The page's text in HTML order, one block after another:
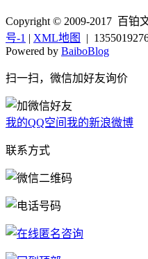
Copyright © 2009-2017 百
号-1 | XML地图 |
Powered by BaiboBlog
扫一扫，微信加好友询价
我的QQ空间我的新浪微博
联系方式